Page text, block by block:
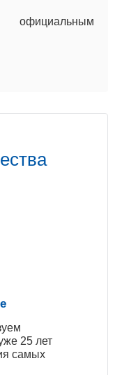
25 лет
самых